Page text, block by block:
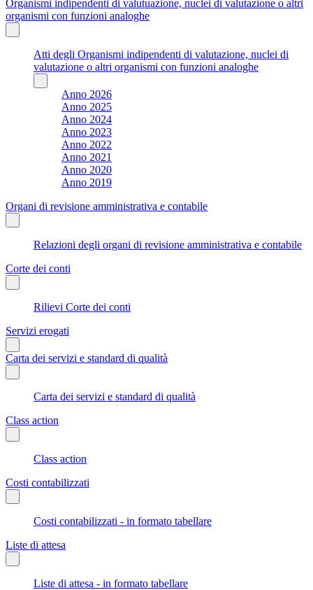
Organismi indipendenti di valutuazione, nuclei di valutazione o altri
organismi con funzioni analoghe
Atti degli Organismi indipendenti di valutazione, nuclei di
valutazione o altri organismi con funzioni analoghe
Anno 2026
Anno 2025
Anno 2024
Anno 2023
Anno 2022
Anno 2021
Anno 2020
Anno 2019
Organi di revisione amministrativa e contabile
Relazioni degli organi di revisione amministrativa e contabile
Corte dei conti
Rilievi Corte dei conti
Servizi erogati
Carta dei servizi e standard di qualità
Carta dei servizi e standard di qualità
Class action
Class action
Costi contabilizzati
Costi contabilizzati - in formato tabellare
Liste di attesa
Liste di attesa - in formato tabellare